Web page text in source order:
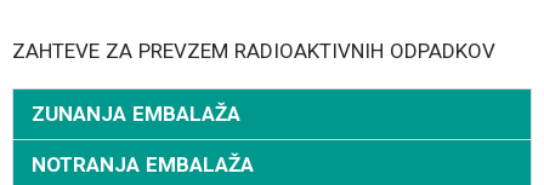
ZAHTEVE ZA PREVZEM RADIOAKTIVNIH ODPADKOV
ZUNANJA EMBALAŽA
NOTRANJA EMBALAŽA